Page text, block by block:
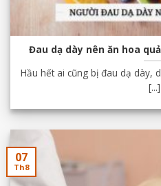
Đau dạ dày nên ăn hoa
Hầu hết ai cũng bị đau dạ dày,
[...]
07
Th8